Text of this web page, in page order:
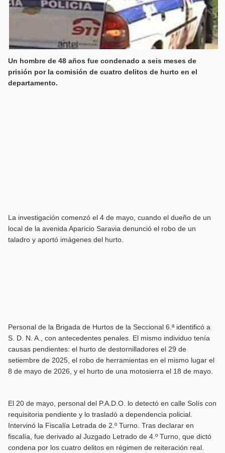
Un hombre de 48 años fue condenado a seis meses de
prisión por la comisión de cuatro delitos de hurto en el
departamento.
La investigación comenzó el 4 de mayo, cuando el dueño de un
local de la avenida Aparicio Saravia denunció el robo de un
taladro y aportó imágenes del hurto.
Personal de la Brigada de Hurtos de la Seccional 6.ª identificó a
S. D. N. A., con antecedentes penales. El mismo individuo tenía
causas pendientes: el hurto de destornilladores el 29 de
setiembre de 2025, el robo de herramientas en el mismo lugar el
8 de mayo de 2026, y el hurto de una motosierra el 18 de mayo.
El 20 de mayo, personal del P.A.D.O. lo detectó en calle Solís con
requisitoria pendiente y lo trasladó a dependencia policial.
Intervinó la Fiscalía Letrada de 2.º Turno. Tras declarar en
fiscalía, fue derivado al Juzgado Letrado de 4.º Turno, que dictó
condena por los cuatro delitos en régimen de reiteración real.